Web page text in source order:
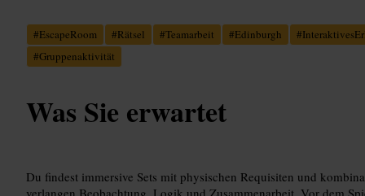
#EscapeRoom #Rätsel #Teamarbeit #Edinburgh #
#Gruppenaktivität
Was Sie erwartet
Du findest immersive Sets mit physischen Requisiten und
verlangen Beobachtung, Logik und Zusammenarbeit. Vor dem